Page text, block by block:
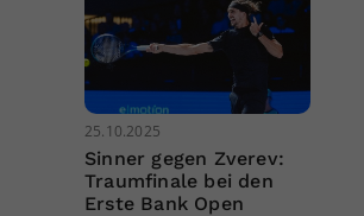
25.10.2025
Sinner gegen Zverev:
Traumfinale bei den
Erste Bank Open